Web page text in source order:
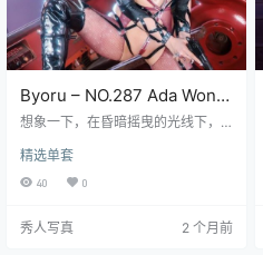
Byoru – NO.287 Ada Wong
Love Strings [48P7V-
想象一下，在昏暗摇曳的光线下，B
的致命女郎——艾达·王。这次《By
oru – NO.287 Ada Wong Love Strin
帧都像精心设计的陷阱，散发着令
精选单套
40 0
秀人写真 2 个月前